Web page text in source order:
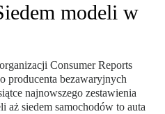
modeli w
Consumer Reports
producenta bezawaryjnych
najnowszego zestawienia
aż siedem samochodów to auta